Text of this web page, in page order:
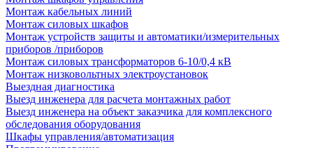
Монтаж кабельных линий
Монтаж силовых шкафов
Монтаж устройств защиты и автоматики/измерительных
приборов /приборов
Монтаж силовых трансформаторов 6-10/0,4 кВ
Монтаж низковольтных электроустановок
Выездная диагностика
Выезд инженера для расчета монтажных работ
Выезд инженера на объект заказчика для комплексного
обследования оборудования
Шкафы управления/автоматизация